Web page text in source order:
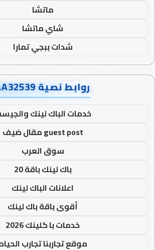
ماتشا
شاي ماتشا
شدات ببجي تمارا
روابط نصية AA32539
خدمات الباك لينك
guest post مقال ضيف
سوق العرب
باك لينك باقة 20
اعلانات الباك لينك
أقوى باقة باك لينك
خدمات با كلينك 2026
موقع تجاربنا تجارب